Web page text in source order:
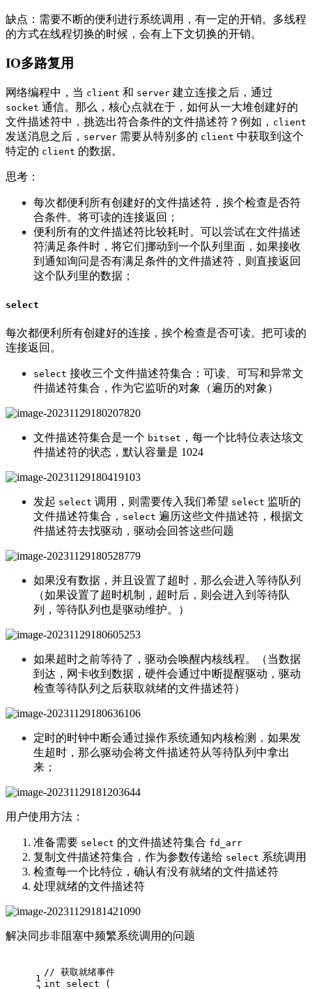
缺点：需要不断的便利进行系统调用，有一定的开销。多线程
的方式在线程切换的时候，会有上下文切换的开销。
IO多路复用
网络编程中，当 client 和 server 建立连接之后，通过
socket 通信。那么，核心点就在于，如何从一大堆创建好的
文件描述符中，挑选出符合条件的文件描述符？例如， client
发送消息之后， server 需要从特别多的 client 中获取到这个
特定的 client 的数据。
思考：
每次都便利所有创建好的文件描述符，挨个检查是否符
合条件。将可读的连接返回；
便利所有的文件描述符比较耗时。可以尝试在文件描述
符满足条件时，将它们挪动到一个队列里面，如果接收
到通知询问是否有满足条件的文件描述符，则直接返回
这个队列里的数据；
select
每次都便利所有创建好的连接，挨个检查是否可读。把可读的
连接返回。
select 接收三个文件描述符集合：可读、可写和异常文
件描述符集合，作为它监听的对象（遍历的对象）
文件描述符集合是一个 bitset ，每一个比特位表达垓文
件描述符的状态，默认容量是 1024
发起 select 调用，则需要传入我们希望 select 监听的
文件描述符集合， select 遍历这些文件描述符，根据文
件描述符去找驱动，驱动会回答这些问题
如果没有数据，并且设置了超时，那么会进入等待队列
（如果设置了超时机制，超时后，则会进入到等待队
列，等待队列也是驱动维护。）
如果超时之前等待了，驱动会唤醒内核线程。（当数据
到达，网卡收到数据，硬件会通过中断提醒驱动，驱动
检查等待队列之后获取就绪的文件描述符）
定时的时钟中断会通过操作系统通知内核检测，如果发
生超时，那么驱动会将文件描述符从等待队列中拿出
来；
用户使用方法：
准备需要 select 的文件描述符集合 fd_arr
复制文件描述符集合，作为参数传递给 select 系统调用
检查每一个比特位，确认有没有就绪的文件描述符
处理就绪的文件描述符
解决同步非阻塞中频繁系统调用的问题
1
// 获取就绪事件
int
select (